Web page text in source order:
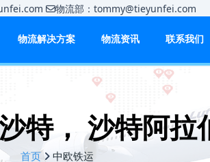
物流部：
物流解决方案 物流资讯 联系我们
特， 沙特阿拉
首页 中欧铁运